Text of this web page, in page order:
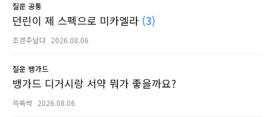
질문 공통
던린이 제 스펙으로 미카엘라 (3)
조경주날다 2026.08.06
질문 뱅가드
뱅가드 디거시랑 서약 뭐가 좋을까요?
쓱쑉쌱 2026.08.06